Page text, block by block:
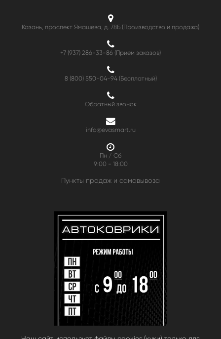
Казань, проспект Ямашева, д. 78Б (Производство и продажа)
+7 (937) 286-33-86 (Прием заказов)
8 (800) 550-04-94(Бесплатный)
Обратный звонок
info@evasmart.ru
Пн / Сб
9:00 - 18:00
Пункты продаж и самовывоза